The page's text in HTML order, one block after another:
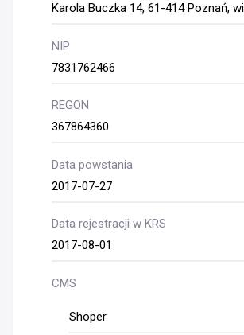
Karola Buczka 14, 61-414 Poznań,
NIP
7831762466
REGON
367864360
Data powstania
2017-07-27
Data rejestracji w KRS
2017-08-01
CMS
Shoper